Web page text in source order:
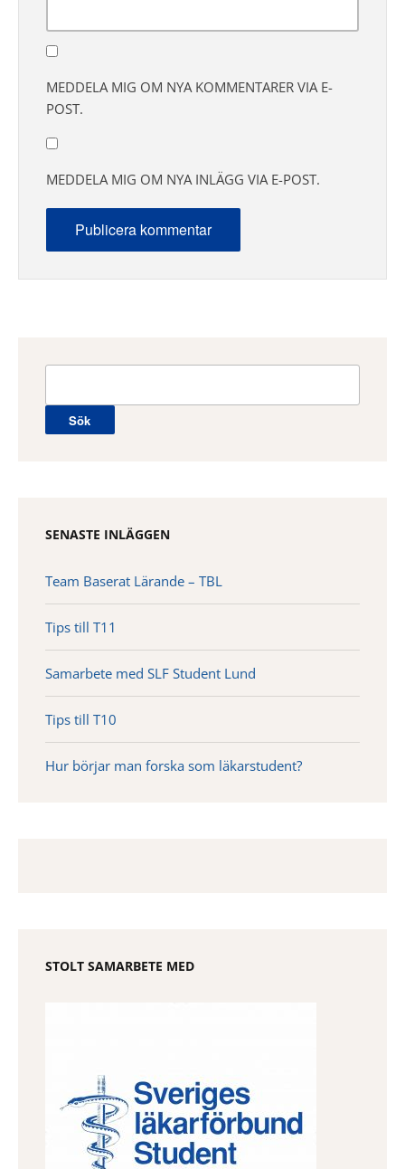
MEDDELA MIG OM NYA KOMMENTARER VIA E-
POST.
MEDDELA MIG OM NYA INLÄGG VIA E-POST.
SENASTE INLÄGGEN
Team Baserat Lärande – TBL
Tips till T11
Samarbete med SLF Student Lund
Tips till T10
Hur börjar man forska som läkarstudent?
STOLT SAMARBETE MED